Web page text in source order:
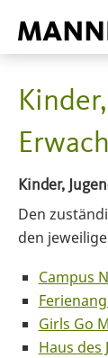
Kinder,
Den
den
Campus
Girls Go
Haus des